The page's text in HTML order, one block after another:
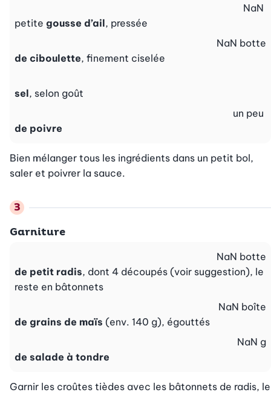
petite gousse d’ail, pressée
NaN
de ciboulette, finement ciselée
NaN botte
sel, selon goût
de poivre
un peu
Bien mélanger tous les ingrédients dans un petit bol,
saler et poivrer la sauce.
Garniture
de petit radis, dont 4 découpés (voir suggestion), le
reste en bâtonnets
NaN botte
de grains de maïs (env. 140 g), égouttés
NaN boîte
de salade à tondre
NaN g
Garnir les croûtes tièdes avec les bâtonnets de radis, le